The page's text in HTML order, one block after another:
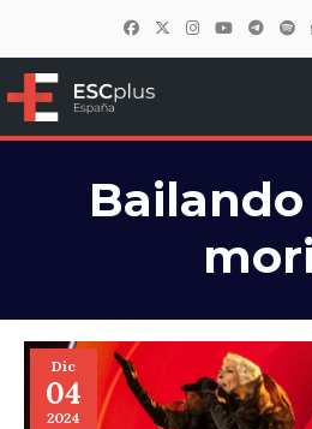
ESCplus España
Dic
04
2024